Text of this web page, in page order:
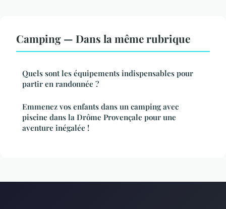
Camping — Dans la même rubrique
Quels sont les équipements indispensables pour
partir en randonnée ?
Emmenez vos enfants dans un camping avec
piscine dans la Drôme Provençale pour une
aventure inégalée !